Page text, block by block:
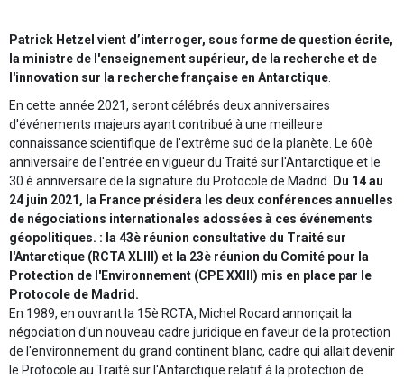
Patrick Hetzel vient d’interroger, sous forme de question écrite,
la ministre de l'enseignement supérieur, de la recherche et de
l'innovation sur la recherche française en Antarctique.
En cette année 2021, seront célébrés deux anniversaires
d'événements majeurs ayant contribué à une meilleure
connaissance scientifique de l'extrême sud de la planète. Le 60è
anniversaire de l'entrée en vigueur du Traité sur l'Antarctique et le
30 è anniversaire de la signature du Protocole de Madrid. Du 14 au
24 juin 2021, la France présidera les deux conférences annuelles
de négociations internationales adossées à ces événements
géopolitiques. : la 43è réunion consultative du Traité sur
l'Antarctique (RCTA XLIII) et la 23è réunion du Comité pour la
Protection de l'Environnement (CPE XXIII) mis en place par le
Protocole de Madrid.
En 1989, en ouvrant la 15è RCTA, Michel Rocard annonçait la
négociation d'un nouveau cadre juridique en faveur de la protection
de l'environnement du grand continent blanc, cadre qui allait devenir
le Protocole au Traité sur l'Antarctique relatif à la protection de